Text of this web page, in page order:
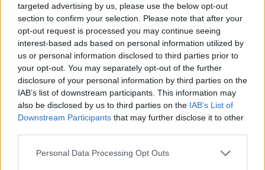
targeted advertising by us, please use the below opt-out
section to confirm your selection. Please note that after your
opt-out request is processed you may continue seeing
interest-based ads based on personal information utilized by
us or personal information disclosed to third parties prior to
your opt-out. You may separately opt-out of the further
disclosure of your personal information by third parties on the
IAB’s list of downstream participants. This information may
also be disclosed by us to third parties on the IAB’s List of
Downstream Participants that may further disclose it to other
Personal Data Processing Opt Outs
ΡΟΗ ΕΙΔΗΣΕΩΝ
Κρήτη: Τουριστική «έκρηξη» με